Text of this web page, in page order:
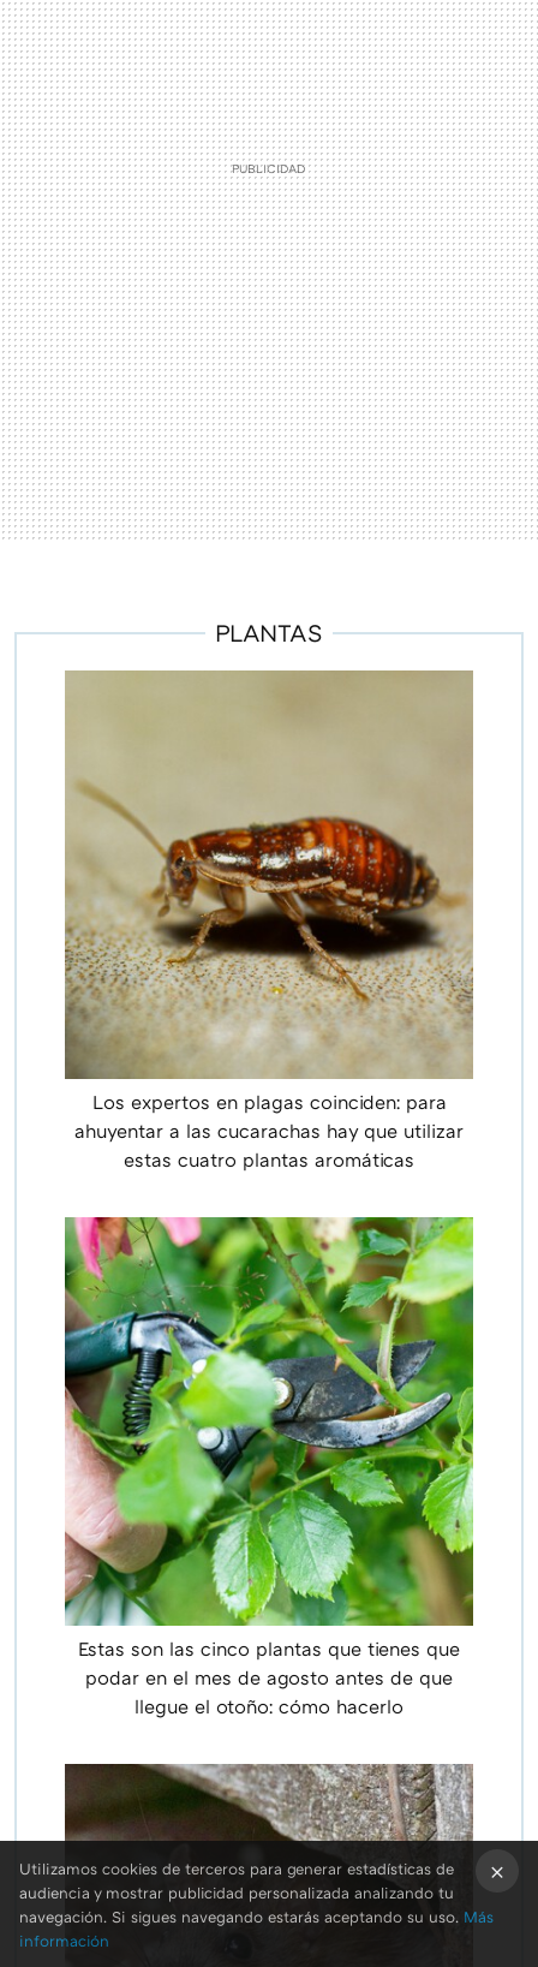
PLANTAS
Los expertos en plagas coinciden: para
ahuyentar a las cucarachas hay que utilizar
estas cuatro plantas aromáticas
Estas son las cinco plantas que tienes que
podar en el mes de agosto antes de que
llegue el otoño: cómo hacerlo
Utilizamos cookies de terceros para generar estadísticas de
audiencia y mostrar publicidad personalizada analizando tu
navegación. Si sigues navegando estarás aceptando su uso. Más
información